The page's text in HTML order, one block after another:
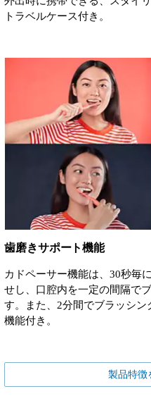
トラベルケース付き。
歯磨きサポート機能
カドペーサー機能は、30秒毎
せし、口腔内を一定の間隔で
す。また、2分間でブラッシ
機能付き。
製品特徴